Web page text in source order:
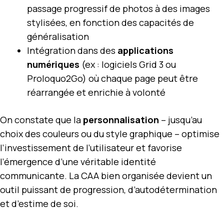
passage progressif de photos à des images
stylisées, en fonction des capacités de
généralisation
Intégration dans des applications
numériques (ex : logiciels Grid 3 ou
Proloquo2Go) où chaque page peut être
réarrangée et enrichie à volonté
On constate que la personnalisation – jusqu’au
choix des couleurs ou du style graphique – optimise
l’investissement de l’utilisateur et favorise
l’émergence d’une véritable identité
communicante. La CAA bien organisée devient un
outil puissant de progression, d’autodétermination
et d’estime de soi.